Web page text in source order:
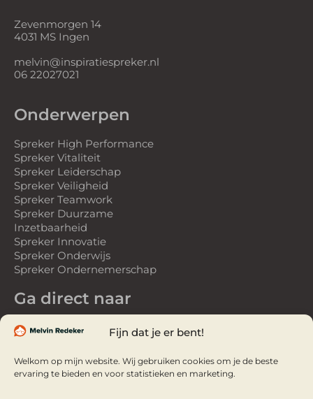
Fijn dat je er bent!
Welkom op mijn website. Wij gebruiken cookies om je de beste
ervaring te bieden en voor statistieken en marketing.
Zevenmorgen 14
4031 MS Ingen
melvin@inspiratiespreker.nl
06 22027021
Onderwerpen
Spreker High Performance
Spreker Vitaliteit
Spreker Leiderschap
Spreker Veiligheid
Spreker Teamwork
Spreker Duurzame
Inzetbaarheid
Spreker Innovatie
Spreker Onderwijs
Spreker Ondernemerschap
Ga direct naar
Spreker
Gastspreker
Over Melvin
Referenties
Webinars